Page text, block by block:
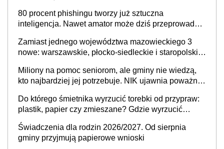
80 procent phishingu tworzy już sztuczna
inteligencja. Nawet amator może dziś przeprowadzić
Zamiast jednego województwa mazowieckiego 3
nowe: warszawskie, płocko-siedleckie i staropolskie.
stołecznych
Miliony na pomoc seniorom, ale gminy nie wiedzą,
kto najbardziej jej potrzebuje. NIK ujawnia poważną
Do którego śmietnika wyrzucić torebki od przypraw:
plastik, papier czy zmieszane? Gdzie wyrzucić
Świadczenia dla rodzin 2026/2027. Od sierpnia
gminy przyjmują papierowe wnioski